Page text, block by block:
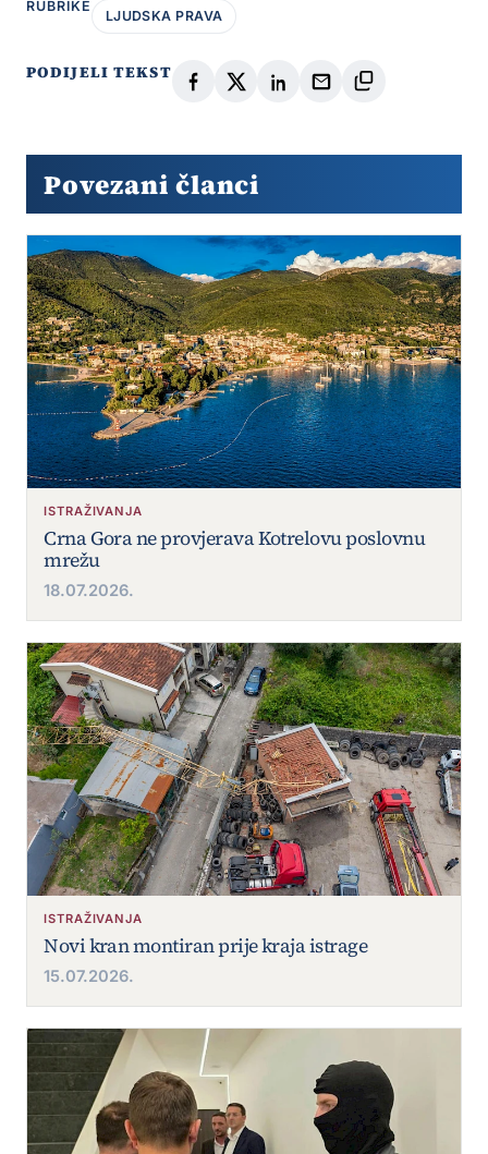
RUBRIKE
LJUDSKA PRAVA
PODIJELI TEKST
Povezani članci
ISTRAŽIVANJA
Crna Gora ne provjerava Kotrelovu poslovnu
mrežu
18.07.2026.
ISTRAŽIVANJA
Novi kran montiran prije kraja istrage
15.07.2026.